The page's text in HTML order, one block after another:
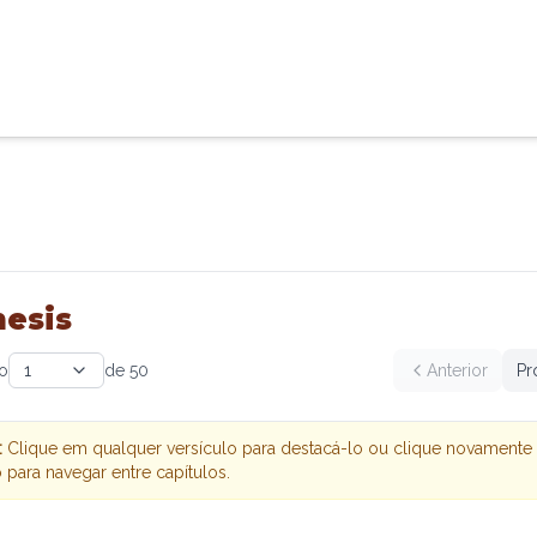
1 de 50 Anterior
Clique em qualquer versículo para destacá-lo ou clique
para navegar entre capítulos.